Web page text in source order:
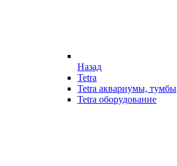
Назад
Tetra
Tetra аквариумы, тумбы
Tetra оборудование